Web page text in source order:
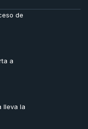
de
a
lleva la